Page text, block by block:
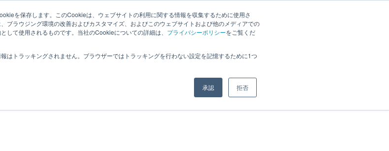
を保存します。このCookieは、ウェブサイトの利用に関する情報を収集するために使用さ
ブラウジング環境の改善およびカスタマイズ、およびこのウェブサイトおよび他のメディアでの
して使用されるものです。当社のCookieについての詳細は、 プライバシーポリシーをご覧くだ
はトラッキングされません。ブラウザーではトラッキングを行わない設定を記憶するために1つ
承認 拒否
適応分野 オプティクス ヒカリの豆知識 お知らせ 採用案内